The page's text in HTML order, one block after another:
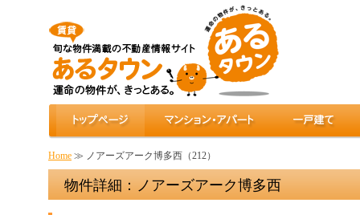
Home ≫ ノアーズアーク博多西（212）
物件詳細：ノアーズアーク博多西